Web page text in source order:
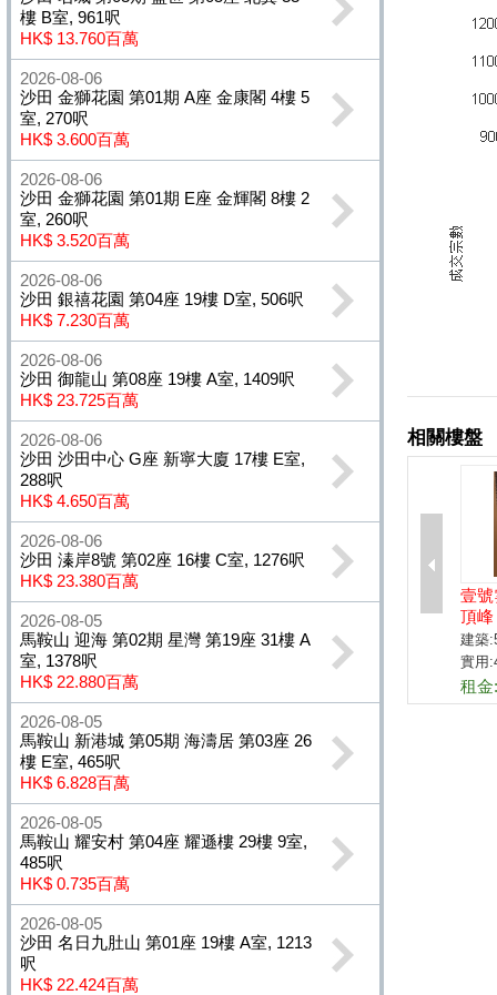
樓 B室, 961呎
HK$ 13.760百萬
2026-08-06
沙田 金獅花園 第01期 A座 金康閣 4樓 5
室, 270呎
HK$ 3.600百萬
2026-08-06
沙田 金獅花園 第01期 E座 金輝閣 8樓 2
室, 260呎
HK$ 3.520百萬
2026-08-06
沙田 銀禧花園 第04座 19樓 D室, 506呎
HK$ 7.230百萬
2026-08-06
沙田 御龍山 第08座 19樓 A室, 1409呎
HK$ 23.725百萬
2026-08-06
沙田 沙田中心 G座 新寧大廈 17樓 E室,
288呎
HK$ 4.650百萬
2026-08-06
沙田 溱岸8號 第02座 16樓 C室, 1276呎
HK$ 23.380百萬
2026-08-05
馬鞍山 迎海 第02期 星灣 第19座 31樓 A
室, 1378呎
HK$ 22.880百萬
2026-08-05
馬鞍山 新港城 第05期 海濤居 第03座 26
樓 E室, 465呎
HK$ 6.828百萬
2026-08-05
馬鞍山 耀安村 第04座 耀遜樓 29樓 9室,
485呎
HK$ 0.735百萬
2026-08-05
沙田 名日九肚山 第01座 19樓 A室, 1213
呎
HK$ 22.424百萬